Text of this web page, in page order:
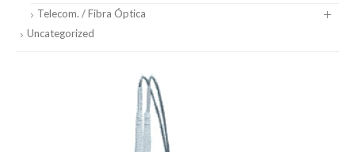
Telecom. / Fibra Óptica
Uncategorized